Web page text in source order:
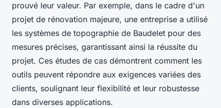
prouvé leur valeur. Par exemple, dans le cadre d'un
projet de rénovation majeure, une entreprise a utilisé
les systèmes de topographie de Baudelet pour des
mesures précises, garantissant ainsi la réussite du
projet. Ces études de cas démontrent comment les
outils peuvent répondre aux exigences variées des
clients, soulignant leur flexibilité et leur robustesse
dans diverses applications.